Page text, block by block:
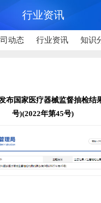
行业资讯
动态 行业资讯 知识
布国家医疗器械监督抽检结
号)(2022年第45号)